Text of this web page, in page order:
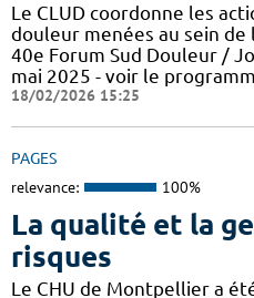
Le CLUD coordonne les
douleur menées au sein
40e Forum Sud Douleur /
mai 2025 - voir le
18/02/2026 15:25
PAGES
relevance: 100%
La qualité et la
risques
Le CHU de Montpellier a